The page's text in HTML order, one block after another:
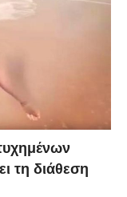
τη διάθεση